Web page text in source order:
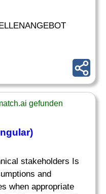
gefunden
stakeholders Is
and
when appropriate